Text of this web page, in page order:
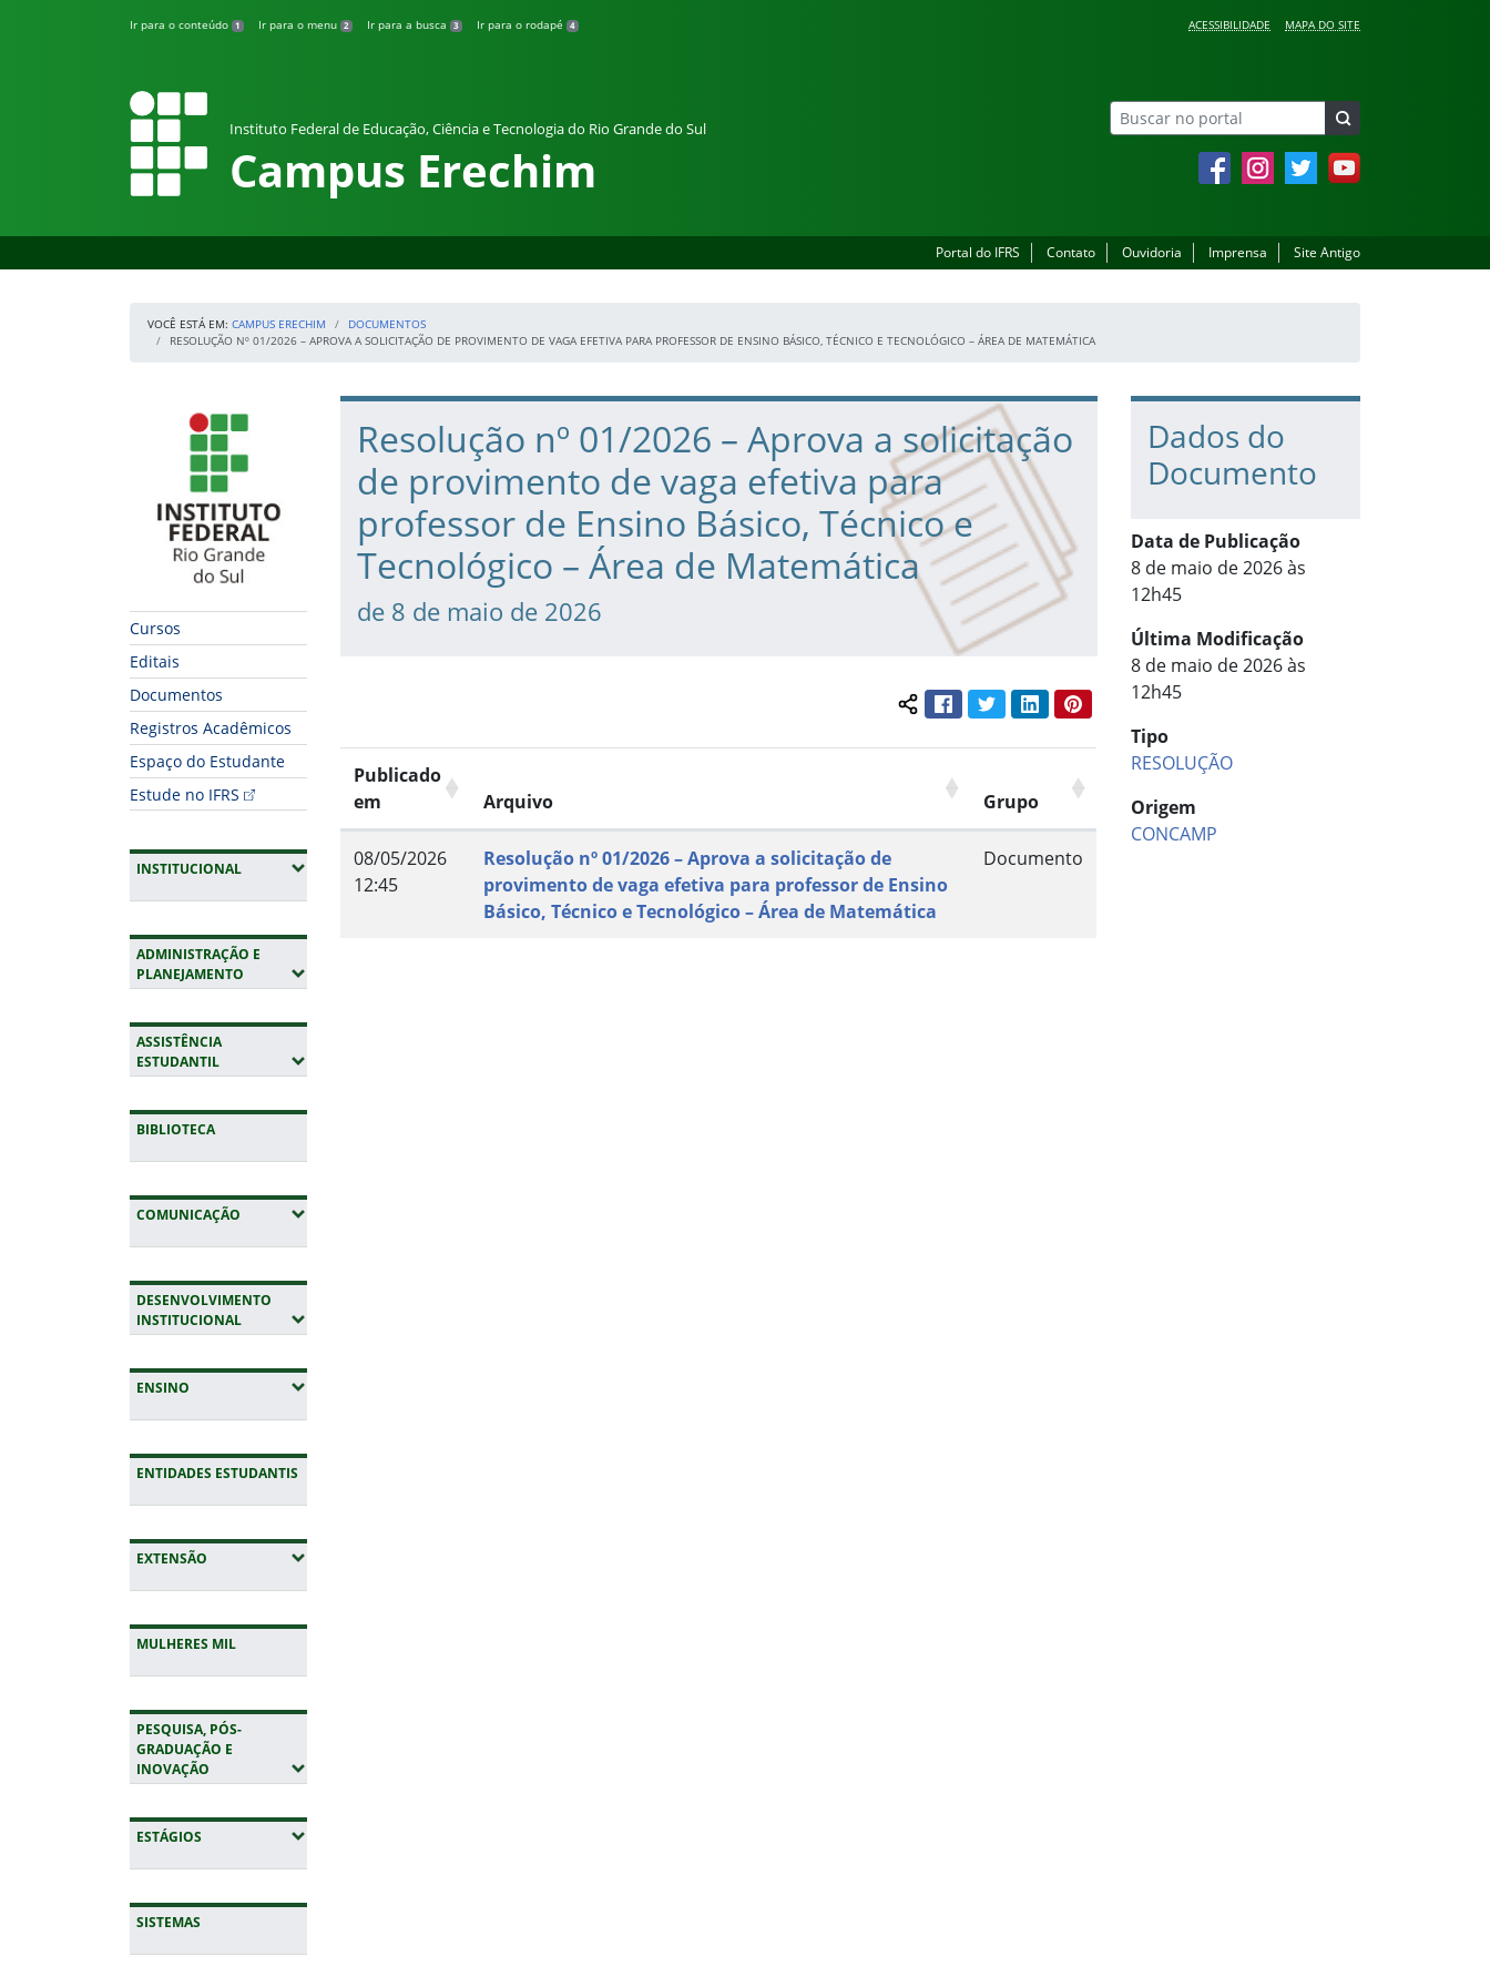
Ir para o conteúdo 1 Ir para o menu 2 Ir para a busca 3 Ir para o rodapé 4 ACESSIBILIDADE MAPA DO SITE
Instituto Federal de Educação, Ciência e Tecnologia do Rio Grande do Sul
Campus Erechim FacebookInstagramTwitter YouTube
Portal do IFRS Contato Ouvidoria Imprensa Site Antigo
VOCÊ ESTÁ EM: CAMPUS ERECHIM
DOCUMENTOS
RESOLUÇÃO Nº 01/2026 – APROVA A SOLICITAÇÃO DE PROVIMENTO DE VAGA EFETIVA PARA PROFESSOR DE ENSINO BÁSICO, TÉCNICO E TECNOLÓGICO – ÁREA DE MATEMÁTICA
Início da navegação
Cursos
Editais
Documentos
Registros Acadêmicos
Espaço do Estudante
Estude no IFRS
INSTITUCIONAL(EXPANDIR SUBMENUS)
ADMINISTRAÇÃO E
PLANEJAMENTO (EXPANDIR SUBMENUS)
ASSISTÊNCIA
ESTUDANTIL(EXPANDIR SUBMENUS)
BIBLIOTECA
COMUNICAÇÃO (EXPANDIR SUBMENUS)
DESENVOLVIMENTO
INSTITUCIONAL(EXPANDIR SUBMENUS)
ENSINO (EXPANDIR SUBMENUS)
ENTIDADES ESTUDANTIS
EXTENSÃO (EXPANDIR SUBMENUS)
MULHERES MIL
PESQUISA, PÓS-
GRADUAÇÃO E
INOVAÇÃO (EXPANDIR SUBMENUS)
ESTÁGIOS (EXPANDIR SUBMENUS)
SISTEMAS
Início do conteúdo
Resolução nº 01/2026 – Aprova a solicitação
de provimento de vaga efetiva para
professor de Ensino Básico, Técnico e
Tecnológico – Área de Matemática
de 8 de maio de 2026
Compartilhar conteúdo:
FacebookTwitterLinkedInPinterest
Publicado
em
Arquivo Grupo
08/05/2026
12:45
Resolução nº 01/2026 – Aprova a solicitação de
provimento de vaga efetiva para professor de Ensino
Básico, Técnico e Tecnológico – Área de Matemática
Documento
Dados do
Documento
Data de Publicação
8 de maio de 2026 às
12h45
Última Modificação
8 de maio de 2026 às
12h45
Tipo
RESOLUÇÃO
Origem
CONCAMP